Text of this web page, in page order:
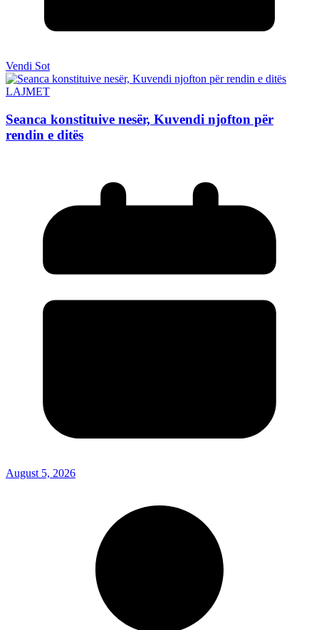
Vendi Sot
LAJMET
Seanca konstituive nesër, Kuvendi njofton për
rendin e ditës
August 5, 2026